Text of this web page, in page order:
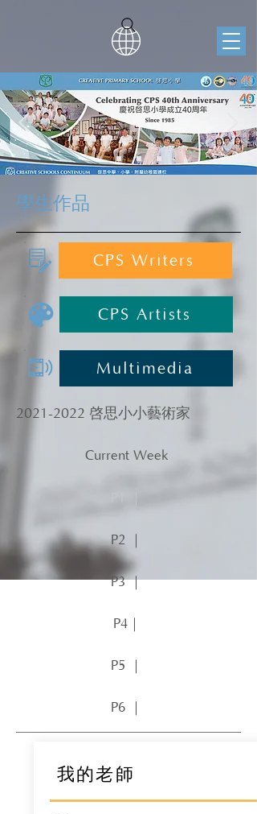
學生作品
CPS Writers
CPS Artists
Multimedia
2021-2022 啓思小小藝術家
Current Week
P2 ｜
P3 ｜
P4｜
P5 ｜
P6 ｜
我的老師